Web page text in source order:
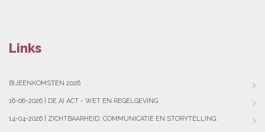
Links
BIJEENKOMSTEN 2026
16-06-2026 | DE AI ACT - WET EN REGELGEVING
14-04-2026 | ZICHTBAARHEID, COMMUNICATIE EN STORYTELLING.